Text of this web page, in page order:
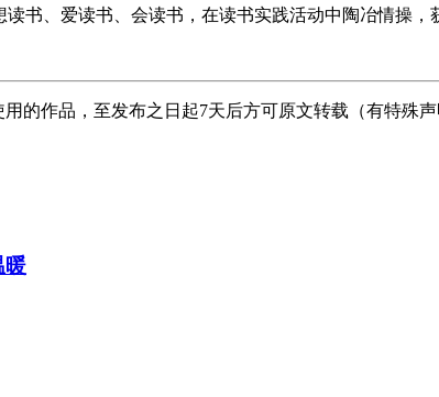
书、爱读书、会读书，在读书实践活动中陶冶情操，
的作品，至发布之日起7天后方可原文转载（有特殊
暖